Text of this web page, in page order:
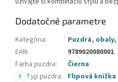
Dodatočné parametre
Kategória:
Puzdrá,
EAN:
9789020080001
Farba puzdra: Čierna
? Typ puzdra: Flipová knižka